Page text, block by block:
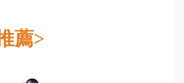
薦>